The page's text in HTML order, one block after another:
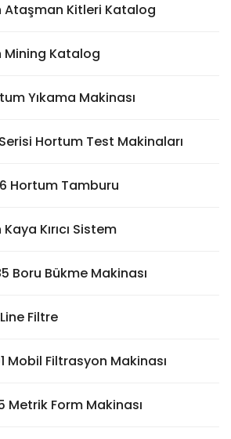
Ataşman Kitleri Katalog
Mining Katalog
Yıkama Makinası
Hortum Test Makinaları
Hortum Tamburu
Kırıcı Sistem
Boru Bükme Makinası
Filtre
Mobil Filtrasyon Makinası
Metrik Form Makinası